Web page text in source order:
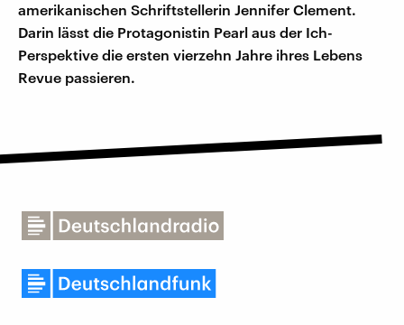
amerikanischen Schriftstellerin Jennifer Clement.
Darin lässt die Protagonistin Pearl aus der Ich-
Perspektive die ersten vierzehn Jahre ihres Lebens
Revue passieren.